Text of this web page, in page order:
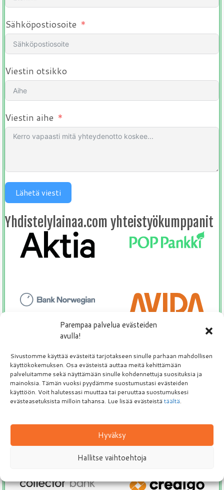
Parempaa palvelua evästeiden
avulla!
Sivustomme käyttää evästeitä tarjotakseen sinulle parhaan mahdollisen
käyttökokemuksen. Osa evästeistä auttaa meitä kehittämään
palveluitamme sekä näyttämään sinulle kohdennettuja suosituksia ja
mainoksia. Tämän vuoksi pyydämme suostumustasi evästeiden
käyttöön. Voit halutessasi muuttaa tai peruuttaa suostumuksesi
evästeasetuksista milloin tahansa. Lue lisää evästeistä täältä.
Hyväksy
Hallitse vaihtoehtoja
Sähköpostiosoite
Viestin otsikko
Viestin aihe
Lähetä viesti
Yhdistelylainaa.com yhteistyökumppanit